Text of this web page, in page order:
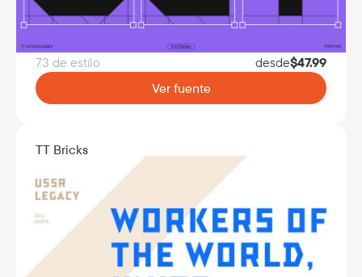
73 de estilo desde$47.99
Ver fuente
TT Bricks